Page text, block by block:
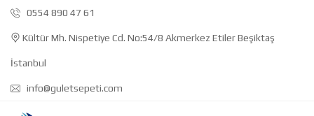
0554 890 47 61
Kültür Mh. Nispetiye Cd. No:54/8 Akmerkez Etiler Beşiktaş
İstanbul
info@guletsepeti.com